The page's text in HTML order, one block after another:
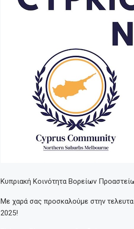
Κυπριακή Κοινότητα Βορείων
Με χαρά σας προσκαλούμε στην
2025!